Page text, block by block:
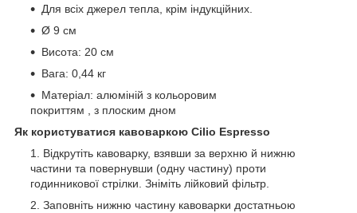
Для всіх джерел тепла, крім індукційних.
Ø 9 см
Висота: 20 см
Вага: 0,44 кг
Матеріал: алюміній з кольоровим
покриттям , з плоским дном
Як користуватися кавоваркою Cilio Espresso
Відкрутіть кавоварку, взявши за верхню й нижню
частини та повернувши (одну частину) проти
годинникової стрілки. Зніміть лійковий фільтр.
Заповніть нижню частину кавоварки достатньою